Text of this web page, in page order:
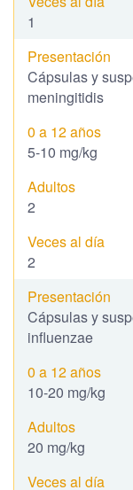
1
Cápsulas y
meningitidis
5-10 mg/kg
2
2
Cápsulas y
influenzae
10-20 mg/kg
20 mg/kg